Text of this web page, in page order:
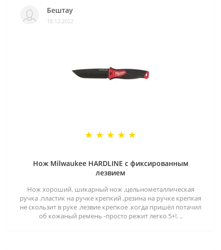
Бештау
18.12.2022
Нож Milwaukee HARDLINE с фиксированным
лезвием
Нож хороший. шикарный нож ,цельнометаллическая
ручка .пластик на ручке крепкий ,резина на ручке крепкая
не скользит в руке .лезвие крепкое .когда пришёл потачил
об кожаный ремень -просто режит легко 5+!. ..